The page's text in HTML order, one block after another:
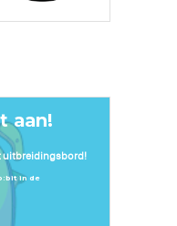
aan!
uitbreidingsbord!
in de